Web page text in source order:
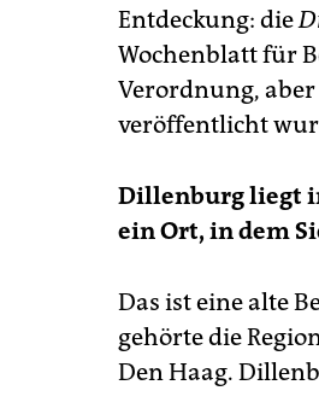
Entdeckung: die
Wochenblatt für
Verordnung,
veröffentlicht
Dillenburg liegt
ein Ort, in dem
Das ist eine alte
gehörte die
Den Haag.